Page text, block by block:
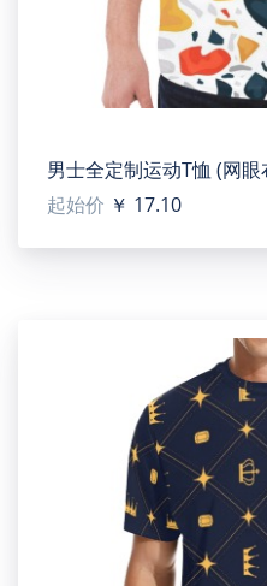
【Applicable situation】
study, shopping, travel,
【Applicable population】
【Sizes】XS, S, M, L, XL,
【Washing notice】Hand
do not bleach.
【Note】There may be
【Designer tip】To ensure
please note that this
image size in pixels (W x
Front: 3560 x 4573 or
Back: 3560 x 4463 or
Left: 2704 x 1254 or
Right: 2704 x 1254 or
Collar: 2925 x 308 or
男士全定制运动T恤 (网眼
起始价 ￥ 17.10